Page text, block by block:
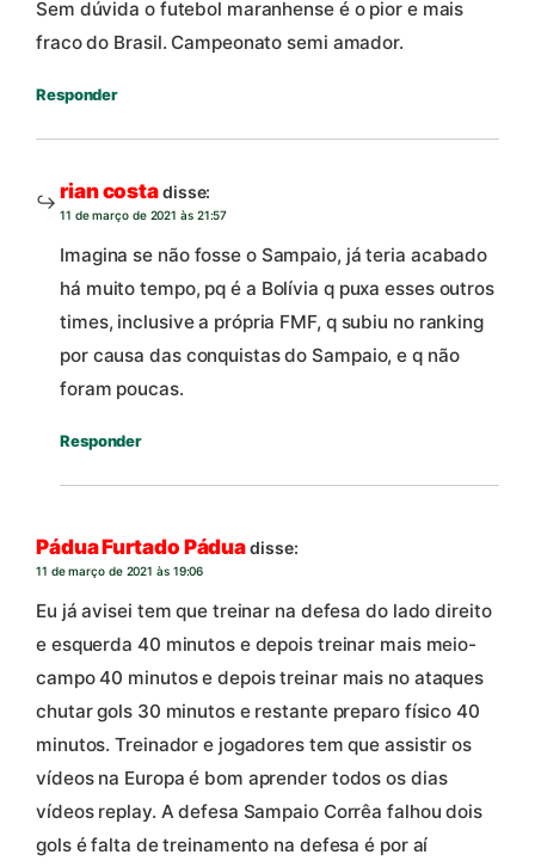
Sem dúvida o futebol maranhense é o pior e mais
fraco do Brasil. Campeonato semi amador.
Responder
rian costadisse:
11 de março de 2021 às 21:57
Imagina se não fosse o Sampaio, já teria acabado
há muito tempo, pq é a Bolívia q puxa esses outros
times, inclusive a própria FMF, q subiu no ranking
por causa das conquistas do Sampaio, e q não
foram poucas.
Responder
Pádua Furtado Páduadisse:
11 de março de 2021 às 19:06
Eu já avisei tem que treinar na defesa do lado direito
e esquerda 40 minutos e depois treinar mais meio-
campo 40 minutos e depois treinar mais no ataques
chutar gols 30 minutos e restante preparo físico 40
minutos. Treinador e jogadores tem que assistir os
vídeos na Europa é bom aprender todos os dias
vídeos replay. A defesa Sampaio Corrêa falhou dois
gols é falta de treinamento na defesa é por aí